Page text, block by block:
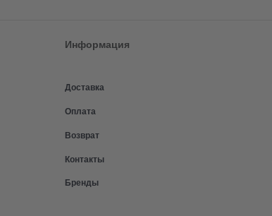
Информация
Доставка
Оплата
Возврат
Контакты
Бренды